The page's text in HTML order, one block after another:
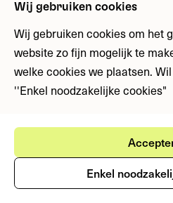
Wij gebruiken cookies
Wij gebruiken cookies om het
website zo fijn mogelijk te
welke cookies we plaatsen.
''Enkel noodzakelijke cookies"
Enkel